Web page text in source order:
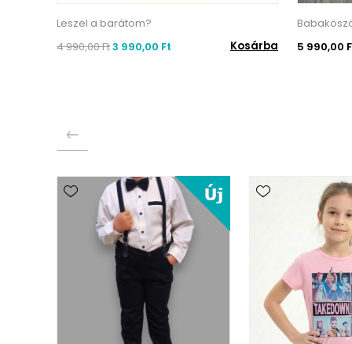
Leszel a barátom?
4 990,00 Ft3 990,00 Ft Kosárba
5 990,00